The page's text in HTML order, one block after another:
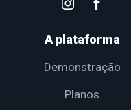
A plataforma
Demonstração
Planos